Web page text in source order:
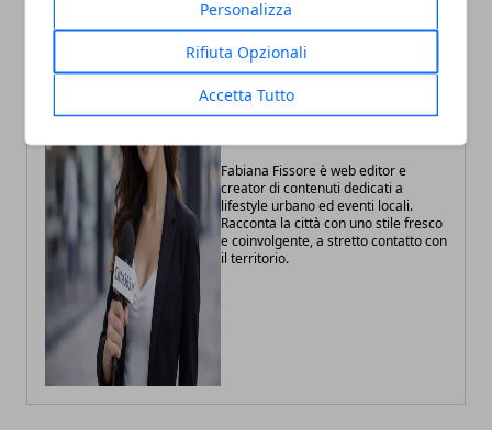
Personalizza
Rifiuta Opzionali
Accetta Tutto
Fabiana Fissore è web editor e
creator di contenuti dedicati a
lifestyle urbano ed eventi locali.
Racconta la città con uno stile fresco
e coinvolgente, a stretto contatto con
il territorio.